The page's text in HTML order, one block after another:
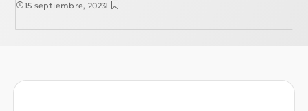
15 septiembre, 2023